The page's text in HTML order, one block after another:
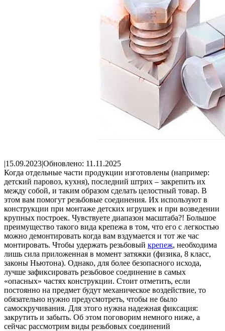
|15.09.2023|Обновлено: 11.11.2025
Когда отдельные части продукции изготовлены (например:
детский паровоз, кухня), последний штрих – закрепить их
между собой, и таким образом сделать целостный товар. В
этом вам помогут резьбовые соединения. Их используют в
конструкции при монтаже детских игрушек и при возведении
крупных построек. Чувствуете диапазон масштаба?! Большое
преимущество такого вида крепежа в том, что его с легкостью
можно демонтировать когда вам вздумается и тот же час
монтировать. Чтобы удержать резьбовый крепеж, необходима
лишь сила приложенная в момент затяжки (физика, 8 класс,
законы Ньютона). Однако, для более безопасного исхода,
лучше зафиксировать резьбовое соединение в самых
«опасных» частях конструкции. Стоит отметить, если
постоянно на предмет будут механическое воздействие, то
обязательно нужно предусмотреть, чтобы не было
самоскручивания. Для этого нужна надежная фиксация:
закрутить и забыть. Об этом поговорим немного ниже, а
сейчас рассмотрим виды резьбовых соединений